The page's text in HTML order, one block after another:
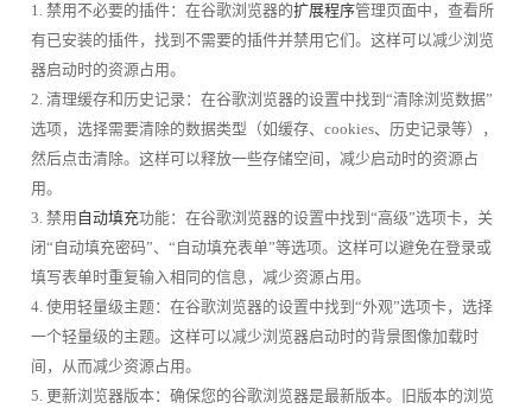
1. 禁用不必要的插件：在谷歌浏览器的扩展程序管理页面中，查看所
有已安装的插件，找到不需要的插件并禁用它们。这样可以减少浏览
器启动时的资源占用。
2. 清理缓存和历史记录：在谷歌浏览器的设置中找到“清除浏览数据”
选项，选择需要清除的数据类型（如缓存、cookies、历史记录等），
然后点击清除。这样可以释放一些存储空间，减少启动时的资源占
用。
3. 禁用 自动填充功能：在谷歌浏览器的设置中找到“高级”选项卡，关
闭“自动填充密码”、“自动填充表单”等选项。这样可以避免在登录或
填写表单时重复输入相同的信息，减少资源占用。
4. 使用轻量级主题：在谷歌浏览器的设置中找到“外观”选项卡，选择
一个轻量级的主题。这样可以减少浏览器启动时的背景图像加载时
间，从而减少资源占用。
5. 更新浏览器版本：确保您的谷歌浏览器是最新版本。旧版本的浏览